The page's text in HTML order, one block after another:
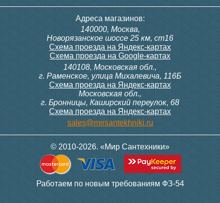
Адреса магазинов:
140000, Москва,
Новорязанское шоссе 25 км, ст16
Схема проезда на Яндекс-картах
Схема проезда на Google-картах
140108, Московская обл.,
г. Раменское, улица Михалевича, 116Б
Схема проезда на Яндекс-картах
Московская обл.,
г. Бронницы, Каширский переулок, 68
Схема проезда на Яндекс-картах
sales@mirsantekhniki.ru
© 2010-2026. «Мир Сантехники»
Работаем по новым требованиям ФЗ-54